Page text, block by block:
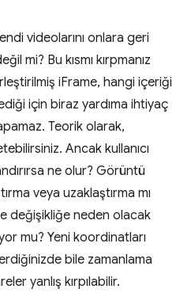
videolarını onlara geri
mi? Bu kısmı kırpmanız
iFrame, hangi içeriği
için biraz yardıma ihtiyaç
Teorik olarak,
Ancak kullanıcı
ne olur? Görüntü
veya uzaklaştırma mı
değişikliğe neden olacak
mu? Yeni koordinatları
bile zamanlama
yanlış kırpılabilir.